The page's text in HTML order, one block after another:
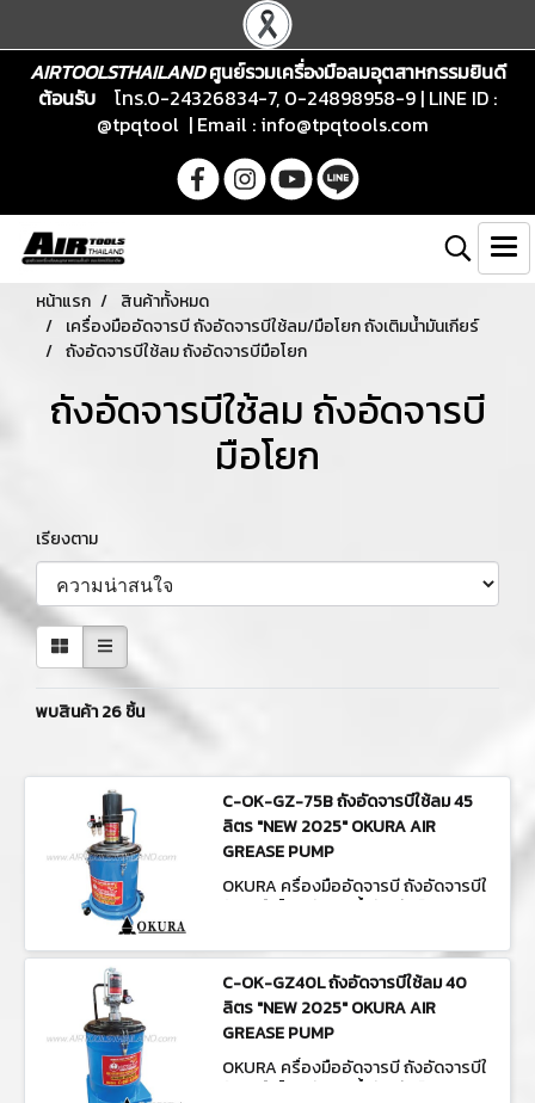
AIRTOOLSTHAILANDศูนย์รวมเครื่องมือลมอุตสาหกรรมยินดี
ต้อนรับ
โทร.0-24326834-7, 0-24898958-9 | LINE ID :
@tpqtool | Email : info@tpqtools.com
หน้าแรก
สินค้าทั้งหมด
เครื่องมืออัดจารบี ถังอัดจารบีใช้ลม/มือโยก ถังเติมน้ำมันเกียร์
ถังอัดจารบีใช้ลม ถังอัดจารบีมือโยก
ถังอัดจารบีใช้ลม ถังอัดจารบี
มือโยก
เรียงตาม
พบสินค้า 26 ชิ้น
C-OK-GZ-75B ถังอัดจารบีใช้ลม 45
ลิตร "NEW 2025" OKURA AIR
GREASE PUMP
OKURA ครื่องมืออัดจารบี ถังอัดจารบีใ
ช้ลม/มือโยก ถังเติมน้ำมันเกียร์ C-OK-G
C-OK-GZ40L ถังอัดจารบีใช้ลม 40
ลิตร "NEW 2025" OKURA AIR
GREASE PUMP
OKURA ครื่องมืออัดจารบี ถังอัดจารบีใ
ช้ลม/มือโยก ถังเติมน้ำมันเกียร์ C-OK-G